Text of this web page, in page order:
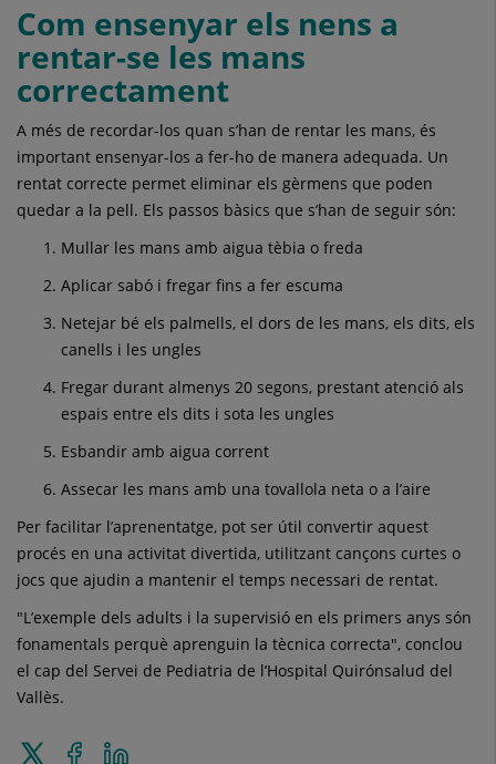
Com ensenyar els nens a
rentar-se les mans
correctament
A més de recordar-los quan s’han de rentar les mans, és
important ensenyar-los a fer-ho de manera adequada. Un
rentat correcte permet eliminar els gèrmens que poden
quedar a la pell. Els passos bàsics que s’han de seguir són:
Mullar les mans amb aigua tèbia o freda
Aplicar sabó i fregar fins a fer escuma
Netejar bé els palmells, el dors de les mans, els dits, els
canells i les ungles
Fregar durant almenys 20 segons, prestant atenció als
espais entre els dits i sota les ungles
Esbandir amb aigua corrent
Assecar les mans amb una tovallola neta o a l’aire
Per facilitar l’aprenentatge, pot ser útil convertir aquest
procés en una activitat divertida, utilitzant cançons curtes o
jocs que ajudin a mantenir el temps necessari de rentat.
"L’exemple dels adults i la supervisió en els primers anys són
fonamentals perquè aprenguin la tècnica correcta", conclou
el cap del Servei de Pediatria de l’Hospital Quirónsalud del
Vallès.
Enviar
Compartir